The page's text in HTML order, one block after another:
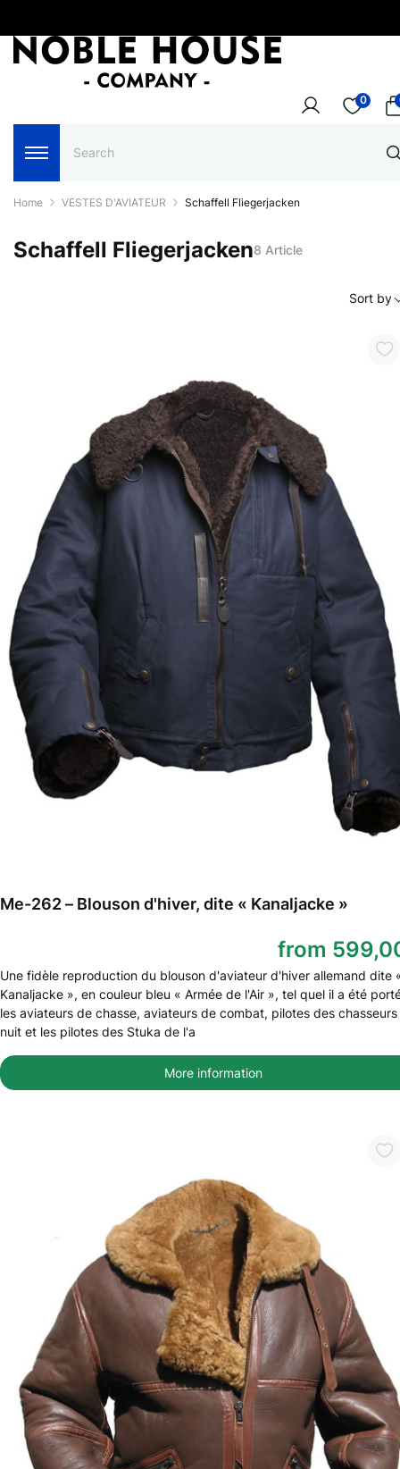
0
Home VESTES D'AVIATEUR Schaffell Fliegerjacken
Schaffell Fliegerjacken8 Article
Sort by
Me-262 – Blouson d'hiver, dite « Kanaljacke »
from
Une fidèle reproduction du blouson d'aviateur d'hiver allemand dite
Kanaljacke », en couleur bleu « Armée de l'Air », tel quel il a été
les aviateurs de chasse, aviateurs de combat, pilotes des
nuit et les pilotes des Stuka de l'a
More information